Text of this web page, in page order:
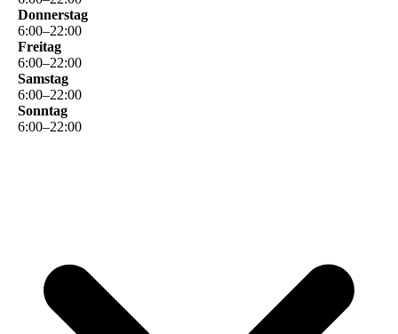
Donnerstag
6:00–22:00
Freitag
6:00–22:00
Samstag
6:00–22:00
Sonntag
6:00–22:00